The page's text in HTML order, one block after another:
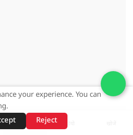
your experience. You can
Reject